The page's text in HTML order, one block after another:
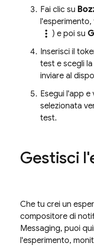
Fai clic su
l'esperimento,
more_vert ) e poi su
Inserisci il
test e scegli
inviare al
Esegui l'app
selezionata
test.
Gestisci
Che tu crei un
compositore di
Messaging, puoi
l'esperimento,